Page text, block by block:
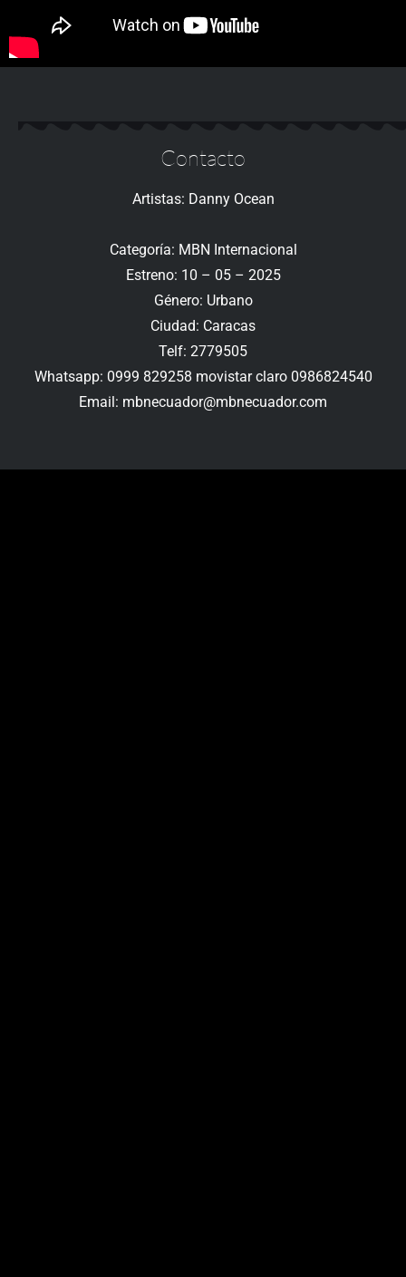
Contacto
Artistas: Danny Ocean
Categoría: MBN Internacional
Estreno: 10 – 05 – 2025
Género: Urbano
Ciudad: Caracas
Telf: 2779505
Whatsapp: 0999 829258 movistar claro 0986824540
Email: mbnecuador@mbnecuador.com